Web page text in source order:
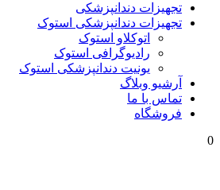
تجهیزات دندانپزشکی
تجهیزات دندانپزشکی استوک
اتوکلاو استوک
رادیوگرافی استوک
یونیت دندانپزشکی استوک
آرشیو وبلاگ
تماس با ما
فروشگاه
0